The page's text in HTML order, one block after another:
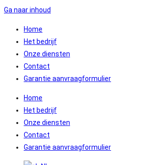
Ga naar inhoud
Home
Het bedrijf
Onze diensten
Contact
Garantie aanvraagformulier
Home
Het bedrijf
Onze diensten
Contact
Garantie aanvraagformulier